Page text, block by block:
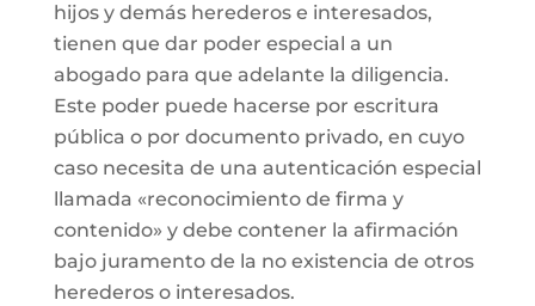
hijos y demás herederos e interesados,
tienen que dar poder especial a un
abogado para que adelante la diligencia.
Este poder puede hacerse por escritura
pública o por documento privado, en cuyo
caso necesita de una autenticación especial
llamada «reconocimiento de firma y
contenido» y debe contener la afirmación
bajo juramento de la no existencia de otros
herederos o interesados.